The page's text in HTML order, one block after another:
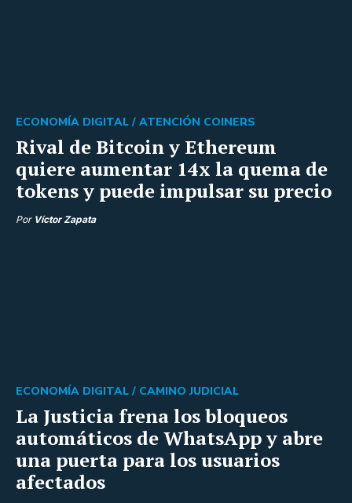
Rival de Bitcoin y Ethereum
quiere aumentar 14x la quema de
tokens y puede impulsar su precio
ECONOMÍA DIGITAL / ATENCIÓN COINERS
Por Víctor Zapata
La Justicia frena los bloqueos
automáticos de WhatsApp y abre
una puerta para los usuarios
afectados
ECONOMÍA DIGITAL / CAMINO JUDICIAL